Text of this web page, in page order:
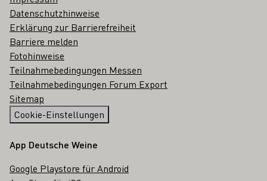
Datenschutzhinweise
Erklärung zur Barrierefreiheit
Barriere melden
Fotohinweise
Teilnahmebedingungen Messen
Teilnahmebedingungen Forum Export
Sitemap
Cookie-Einstellungen
App Deutsche Weine
Google Playstore für Android